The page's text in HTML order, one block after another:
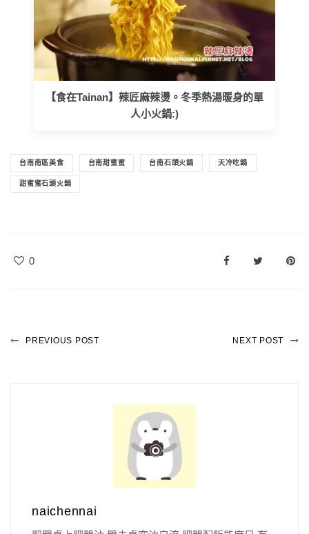
【食在Tainan】辣匠麻辣燙。冬季熱湯暖身的單
人小火鍋:)
台南南區美食 台南甜蜜蜜 台南石頭火鍋 天冷吃鍋
甜蜜蜜石頭火鍋
0
PREVIOUS POST NEXT POST
naichennai